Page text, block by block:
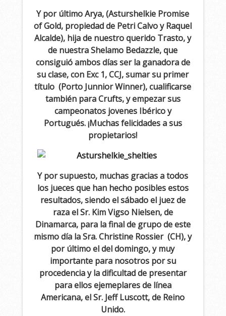
Y por último Arya, (Asturshelkie Promise
of Gold, propiedad de Petri Calvo y Raquel
Alcalde), hija de nuestro querido Trasto, y
de nuestra Shelamo Bedazzle, que
consiguió ambos días ser la ganadora de
su clase, con Exc 1, CCJ, sumar su primer
título (Porto Junnior Winner), cualificarse
también para Crufts, y empezar sus
campeonatos jovenes Ibérico y
Portugués. ¡Muchas felicidades a sus
propietarios!
Y por supuesto, muchas gracias a todos
los jueces que han hecho posibles estos
resultados, siendo el sábado el juez de
raza el Sr. Kim Vigso Nielsen, de
Dinamarca, para la final de grupo de este
mismo día la Sra. Christine Rossier (CH), y
por último el del domingo, y muy
importante para nosotros por su
procedencia y la dificultad de presentar
para ellos ejemeplares de línea
Americana, el Sr. Jeff Luscott, de Reino
Unido.